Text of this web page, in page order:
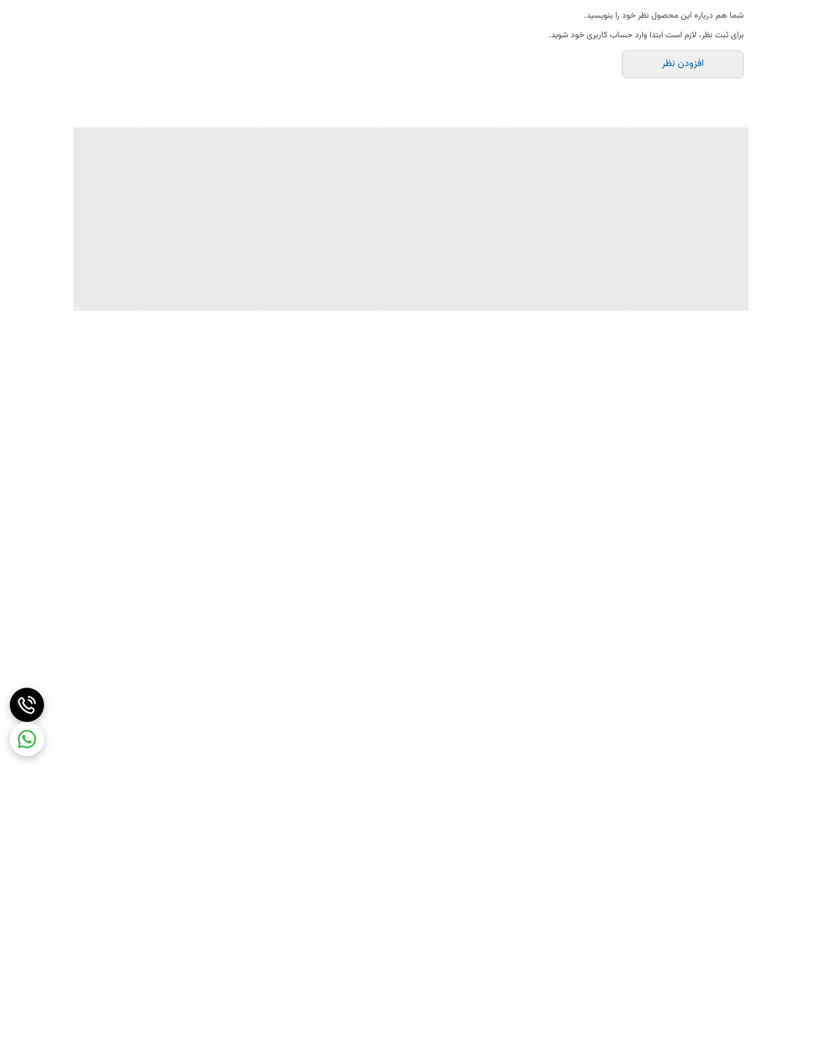
شما هم درباره این محصول نظر خود را بنویسید.
برای ثبت نظر، لازم است ابتدا وارد حساب کاربری خود شوید.
افزودن نظر